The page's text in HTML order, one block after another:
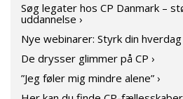
Søg legater hos CP Danmark –
uddannelse ›
Nye webinarer: Styrk din
De drysser glimmer på CP ›
”Jeg føler mig mindre alene” ›